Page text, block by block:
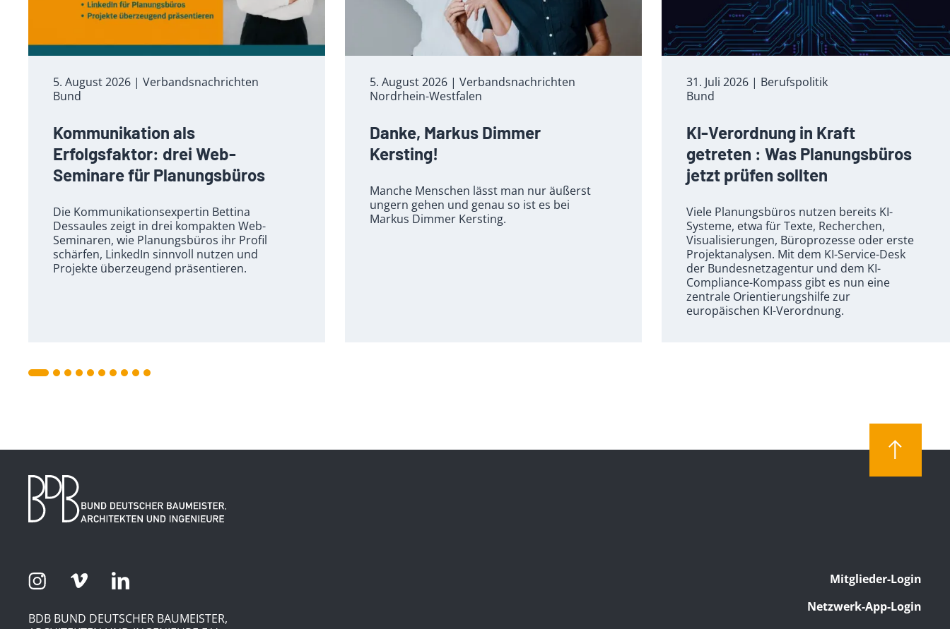
5. August 2026 | Verbandsnachrichten
Bund
Kommunikation als
Erfolgsfaktor: drei Web-
Seminare für Planungsbüros
Die Kommunikationsexpertin Bettina
Dessaules zeigt in drei kompakten Web-
Seminaren, wie Planungsbüros ihr Profil
schärfen, LinkedIn sinnvoll nutzen und
Projekte überzeugend präsentieren.
5. August 2026 | Verbandsnachrichten
Nordrhein-Westfalen
Danke, Markus Dimmer
Kersting!
Manche Menschen lässt man nur äußerst
ungern gehen und genau so ist es bei
Markus Dimmer Kersting.
31. Juli 2026 | Berufspolitik
Bund
KI-Verordnung in Kraft
getreten : Was Planungsbüros
jetzt prüfen sollten
Viele Planungsbüros nutzen bereits KI-
Systeme, etwa für Texte, Recherchen,
Visualisierungen, Büroprozesse oder erste
Projektanalysen. Mit dem KI-Service-Desk
der Bundesnetzagentur und dem KI-
Compliance-Kompass gibt es nun eine
zentrale Orientierungshilfe zur
europäischen KI-Verordnung.
BDB BUND DEUTSCHER BAUMEISTER,
Mitglieder-Login
Netzwerk-App-Login